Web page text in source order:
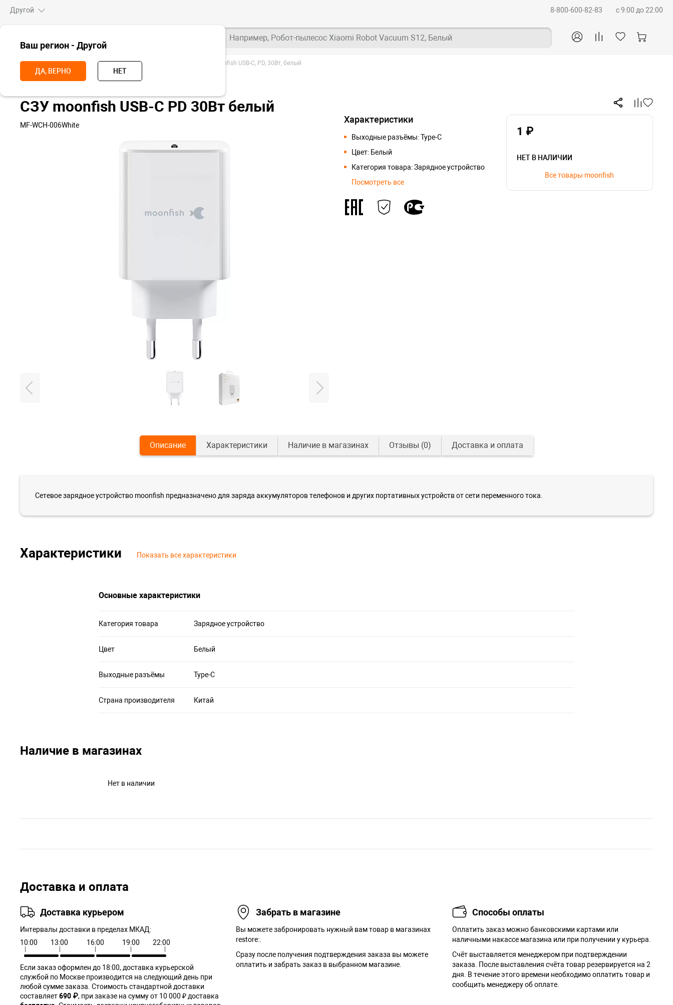
Другой
Ваш регион - Другой
ДА, ВЕРНО НЕТ
8-800-600-82-83 c 9:00 до 22:00
Например, Робот-пылесос Xiaomi Robot Vacuum S12, Белый
Главная Аксессуары Зарядки и питание СЗУ moonfish USB-C, PD, 30Вт, белый
СЗУ moonfish USB-C PD 30Вт белый
MF-WCH-006White
Характеристики
Выходные разъёмы: Type-C
Цвет: Белый
Категория товара: Зарядное устройство
Посмотреть все
1 ₽
НЕТ В НАЛИЧИИ
Все товары moonfish
Описание Характеристики Наличие в магазинах Отзывы (0) Доставка и оплата
Сетевое зарядное устройство moonfish предназначено для заряда аккумуляторов телефонов и других портативных устройств от сети переменного тока.
Характеристики Показать все характеристики
Основные характеристики
Категория товара Зарядное устройство
Цвет Белый
Выходные разъёмы Type-C
Страна производителя Китай
Наличие в магазинах
Нет в наличии
Доставка и оплата
Доставка курьером
Интервалы доставки в пределах МКАД:
10:00
13:00 16:00 19:00 22:00
Если заказ оформлен до 18:00, доставка курьерской
службой по Москве производится на следующий день при
любой сумме заказа. Cтоимость стандартной доставки
составляет690 ₽, при заказе на сумму от 10 000 ₽ доставка
Забрать в магазине
Вы можете забронировать нужный вам товар в магазинах
restore:.
Сразу после получения подтверждения заказа вы можете
оплатить и забрать заказ в выбранном магазине.
Способы оплаты
Оплатить заказ можно банковскими картами или
наличными накассе магазина или при получении у курьера.
Cчёт выставляется менеджером при подтверждении
заказа. После выставления счёта товар резервируется на 2
дня. В течение этого времени необходимо оплатить товар и
сообщить менеджеру об оплате.